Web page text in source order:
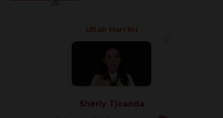
Ultah Hari Ini
Sherly Tjoanda